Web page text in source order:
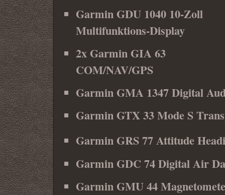
Garmin GDU 1040 10-Zoll
Multifunktions-Display
2x Garmin GIA 63
COM/NAV/GPS
Garmin GMA 1347 Digital
Garmin GTX 33 Mode S
Garmin GRS 77 Attitude
Garmin GDC 74 Digital Air
Garmin GMU 44